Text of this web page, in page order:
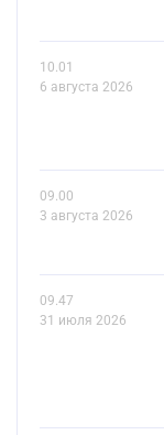
10.01
6 августа 2026
09.00
3 августа 2026
09.47
31 июля 2026